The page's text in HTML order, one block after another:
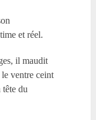
et réel.
il maudit
ventre ceint
tête du